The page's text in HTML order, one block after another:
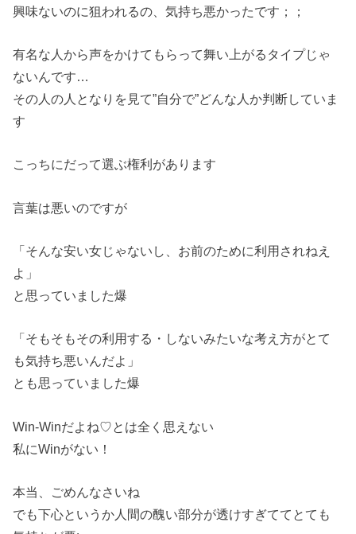
興味ないのに狙われるの、気持ち悪かったです；；
有名な人から声をかけてもらって舞い上がるタイプじゃ
ないんです…
その人の人となりを見て”自分で”どんな人か判断していま
す
こっちにだって選ぶ権利があります
言葉は悪いのですが
「そんな安い女じゃないし、お前のために利用されねえ
よ」
と思っていました爆
「そもそもその利用する・しないみたいな考え方がとて
も気持ち悪いんだよ」
とも思っていました爆
Win-Winだよね♡とは全く思えない
私にWinがない！
本当、ごめんなさいね
でも下心というか人間の醜い部分が透けすぎててとても